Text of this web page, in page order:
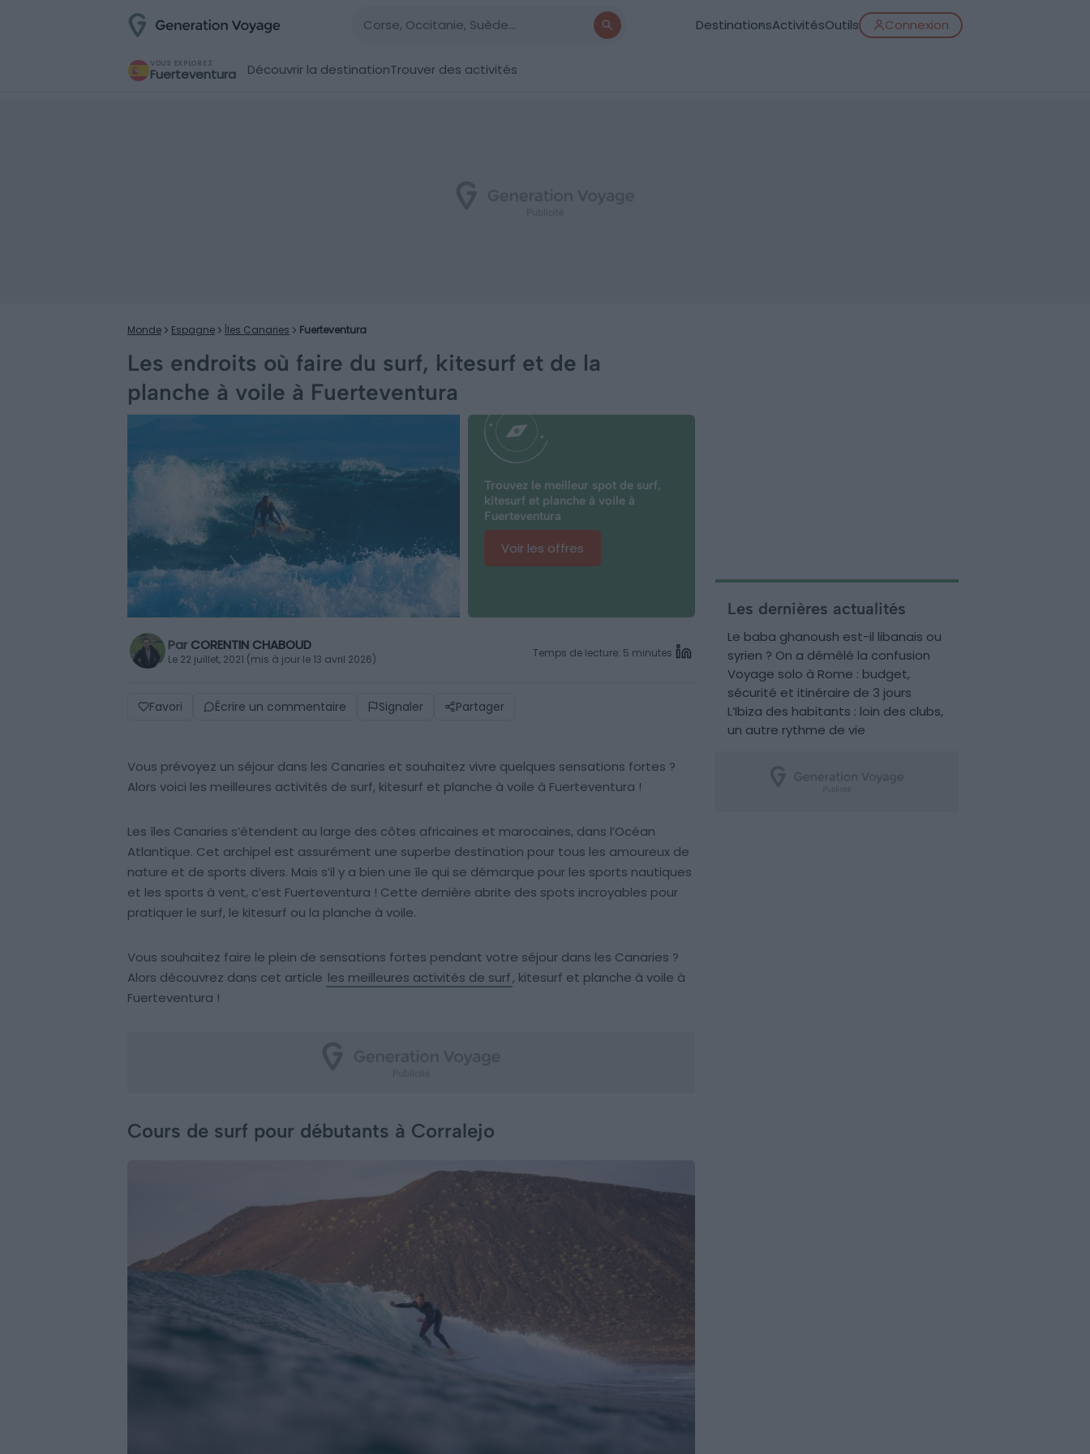
DestinationsActivitésOutils Connexion
VOUS EXPLOREZ
Fuerteventura Découvrir la destinationTrouver des activités
Monde Espagne Îles Canaries Fuerteventura
Les endroits où faire du surf, kitesurf et de la
planche à voile à Fuerteventura
Trouvez le meilleur spot de surf,
kitesurf et planche à voile à
Fuerteventura
Voir les offres
Par CORENTIN CHABOUD
Le 22 juillet, 2021 (mis à jour le 13 avril 2026) Temps de lecture: 5 minutes
Favori Écrire un commentaire Signaler Partager
Vous prévoyez un séjour dans les Canaries et souhaitez vivre quelques sensations fortes ?
Alors voici les meilleures activités de surf, kitesurf et planche à voile à Fuerteventura !
Les îles Canaries s’étendent au large des côtes africaines et marocaines, dans l’Océan
Atlantique. Cet archipel est assurément une superbe destination pour tous les amoureux de
nature et de sports divers. Mais s’il y a bien une île qui se démarque pour les sports nautiques
et les sports à vent, c’est Fuerteventura ! Cette dernière abrite des spots incroyables pour
pratiquer le surf, le kitesurf ou la planche à voile.
Vous souhaitez faire le plein de sensations fortes pendant votre séjour dans les Canaries ?
Alors découvrez dans cet article les meilleures activités de surf, kitesurf et planche à voile à
Fuerteventura !
Cours de surf pour débutants à Corralejo
Les dernières actualités
Le baba ghanoush est-il libanais ou
syrien ? On a démêlé la confusion
Voyage solo à Rome : budget,
sécurité et itinéraire de 3 jours
L’Ibiza des habitants : loin des clubs,
un autre rythme de vie